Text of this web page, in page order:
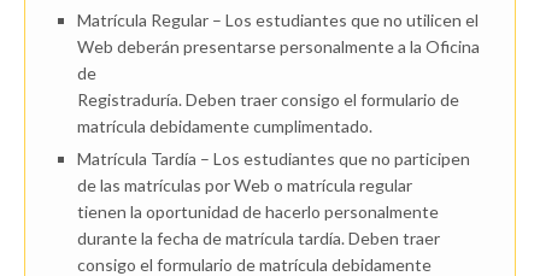
Matrícula Regular – Los estudiantes que no utilicen el
Web deberán presentarse personalmente a la Oficina
de
Registraduría. Deben traer consigo el formulario de
matrícula debidamente cumplimentado.
Matrícula Tardía – Los estudiantes que no participen
de las matrículas por Web o matrícula regular
tienen la oportunidad de hacerlo personalmente
durante la fecha de matrícula tardía. Deben traer
consigo el formulario de matrícula debidamente